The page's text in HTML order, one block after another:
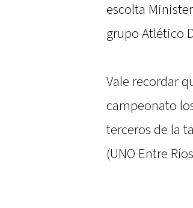
escolta
grupo Atlético
Vale recordar
campeonato
terceros de la
(UNO Entre